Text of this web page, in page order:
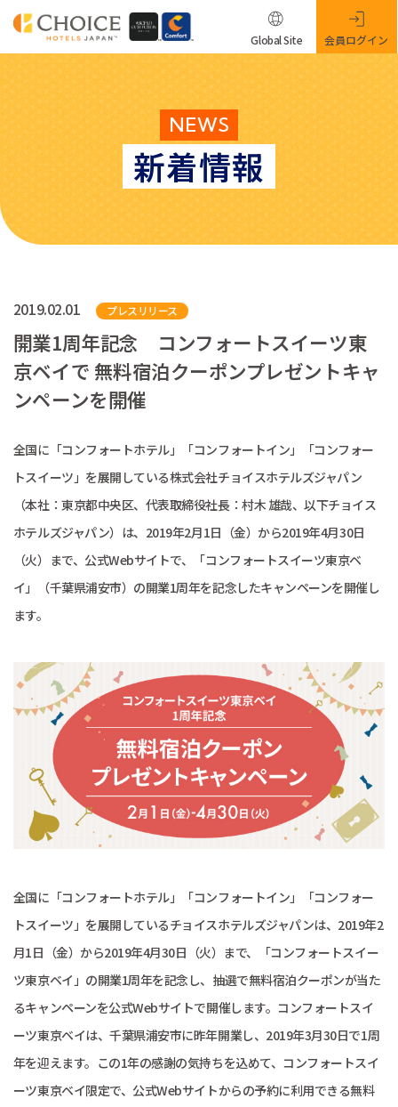
NEWS
新着情報
Global Site 会員ログイン
2019.02.01 プレスリリース
開業1周年記念 コンフォートスイーツ東
京ベイで 無料宿泊クーポンプレゼントキャ
ンペーンを開催
全国に「コンフォートホテル」「コンフォートイン」「コンフォー
トスイーツ」を展開している株式会社チョイスホテルズジャパン
（本社：東京都中央区、代表取締役社長：村木 雄哉、以下チョイス
ホテルズジャパン）は、2019年2月1日（金）から2019年4月30日
（火）まで、公式Webサイトで、「コンフォートスイーツ東京ベ
イ」（千葉県浦安市）の開業1周年を記念したキャンペーンを開催し
ます。
全国に「コンフォートホテル」「コンフォートイン」「コンフォー
トスイーツ」を展開しているチョイスホテルズジャパンは、2019年2
月1日（金）から2019年4月30日（火）まで、「コンフォートスイー
ツ東京ベイ」の開業1周年を記念し、抽選で無料宿泊クーポンが当た
るキャンペーンを公式Webサイトで開催します。コンフォートスイ
ーツ東京ベイは、千葉県浦安市に昨年開業し、2019年3月30日で1周
年を迎えます。この1年の感謝の気持ちを込めて、コンフォートスイ
ーツ東京ベイ限定で、公式Webサイトからの予約に利用できる無料